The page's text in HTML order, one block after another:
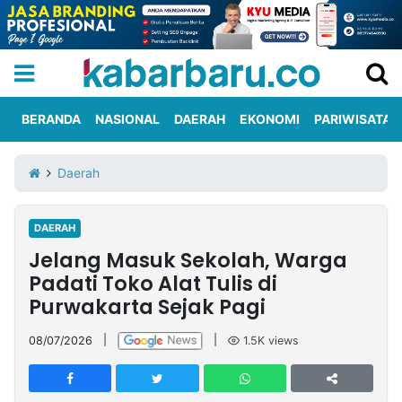
Iklan
Berita
Kami
Nasional
International
Olahraga
Entertainment
Daerah
Pariwisata
Kuliner
Kolom
Network
PT
TREETAN
BERANDA NASIONAL DAERAH EKONOMI PARIWISATA
Daerah
DAERAH
Jelang Masuk Sekolah, Warga
Padati Toko Alat Tulis di
Purwakarta Sejak Pagi
08/07/2026 1.5K views